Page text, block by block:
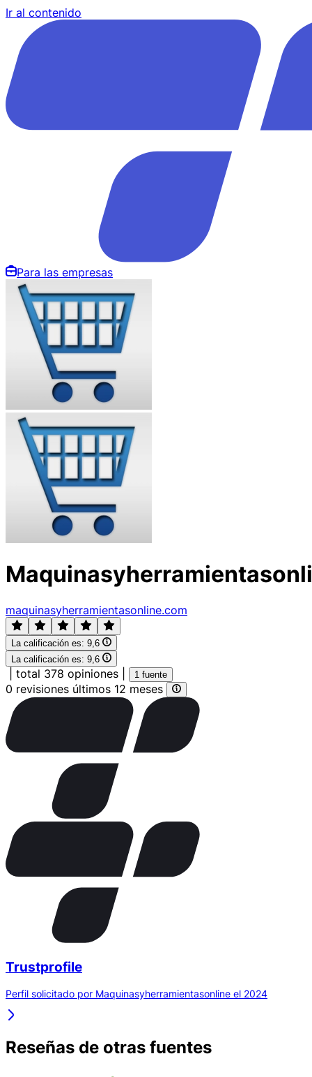
Ir al contenido
Para las empresas
maquinasyherramientasonline.com
La calificación es: 9,6
La calificación es: 9,6
total 378 opiniones 1 fuente
0 revisiones últimos 12 meses
Trustprofile
Perfil solicitado por Maquinasyherramientasonline el 2024
Reseñas de otras fuentes